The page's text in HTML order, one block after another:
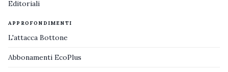
Editoriali
APPROFONDIMENTI
L'attacca Bottone
Abbonamenti EcoPlus